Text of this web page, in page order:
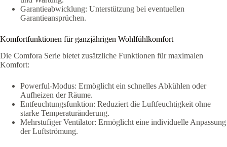
Garantieabwicklung: Unterstützung bei eventuellen
Garantieansprüchen.
Komfortfunktionen für ganzjährigen Wohlfühlkomfort
Die Comfora Serie bietet zusätzliche Funktionen für maximalen
Komfort:
Powerful-Modus: Ermöglicht ein schnelles Abkühlen oder
Aufheizen der Räume.
Entfeuchtungsfunktion: Reduziert die Luftfeuchtigkeit ohne
starke Temperaturänderung.
Mehrstufiger Ventilator: Ermöglicht eine individuelle Anpassung
der Luftströmung.